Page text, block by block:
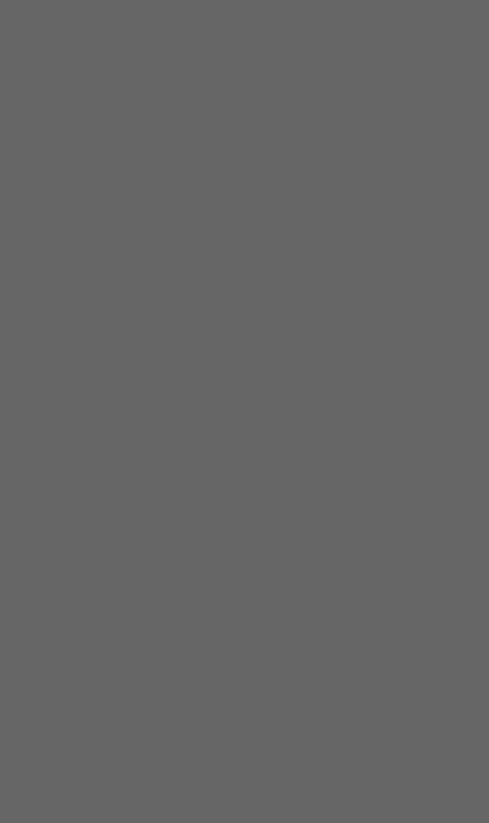
ich przetwarzania. Możesz
praw wymienionych
podstawie prawnej.
do Twoich zainteresowań,
umów o ich świadczenie
Taką podstawą
administratora.